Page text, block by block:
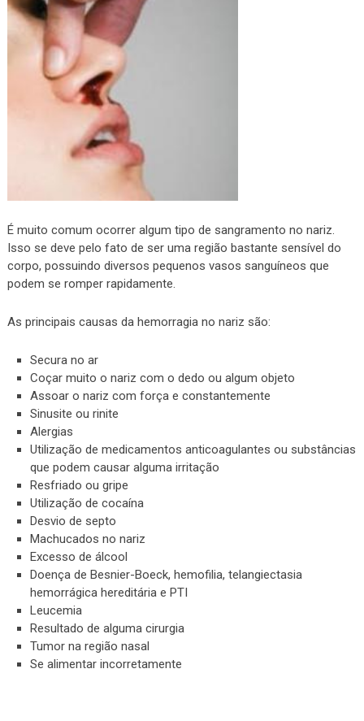
É muito comum ocorrer algum tipo de sangramento no nariz.
Isso se deve pelo fato de ser uma região bastante sensível do
corpo, possuindo diversos pequenos vasos sanguíneos que
podem se romper rapidamente.
As principais causas da hemorragia no nariz são:
Secura no ar
Coçar muito o nariz com o dedo ou algum objeto
Assoar o nariz com força e constantemente
Sinusite ou rinite
Alergias
Utilização de medicamentos anticoagulantes ou substâncias
que podem causar alguma irritação
Resfriado ou gripe
Utilização de cocaína
Desvio de septo
Machucados no nariz
Excesso de álcool
Doença de Besnier-Boeck, hemofilia, telangiectasia
hemorrágica hereditária e PTI
Leucemia
Resultado de alguma cirurgia
Tumor na região nasal
Se alimentar incorretamente